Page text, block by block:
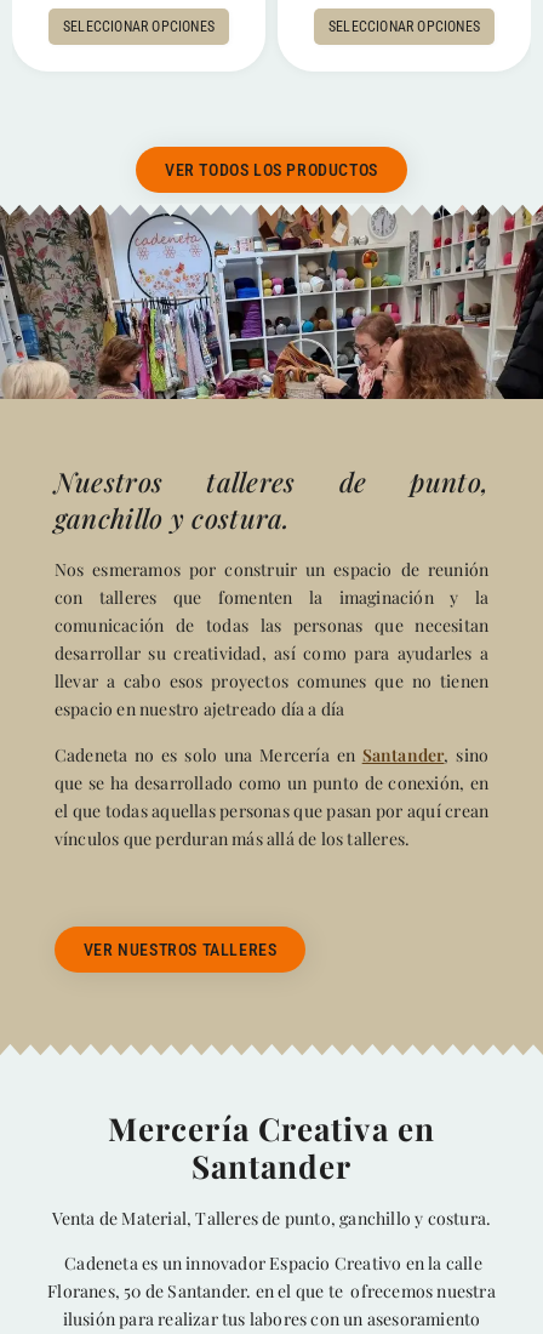
SELECCIONAR OPCIONES SELECCIONAR OPCIONES
VER TODOS LOS PRODUCTOS
Nuestros talleres de punto,
ganchillo y costura.
Nos esmeramos por construir un espacio de reunión
con talleres que fomenten la imaginación y la
comunicación de todas las personas que necesitan
desarrollar su creatividad, así como para ayudarles a
llevar a cabo esos proyectos comunes que no tienen
espacio en nuestro ajetreado día a día
Cadeneta no es solo una Mercería en Santander, sino
que se ha desarrollado como un punto de conexión, en
el que todas aquellas personas que pasan por aquí crean
vínculos que perduran más allá de los talleres.
VER NUESTROS TALLERES
Mercería Creativa en
Santander
Venta de Material, Talleres de punto, ganchillo y costura.
Cadeneta es un innovador Espacio Creativo en la calle
Floranes, 50 de Santander. en el que te ofrecemos nuestra
ilusión para realizar tus labores con un asesoramiento